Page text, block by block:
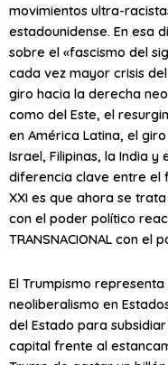
movimientos ultra-
estadounidense. En esa
sobre el «fascismo del
cada vez mayor crisis
giro hacia la derecha
como del Este, el
en América Latina, el
Israel, Filipinas, la India
diferencia clave entre el
XXI es que ahora se
con el poder político
TRANSNACIONAL con
El Trumpismo
neoliberalismo en
del Estado para
capital frente al